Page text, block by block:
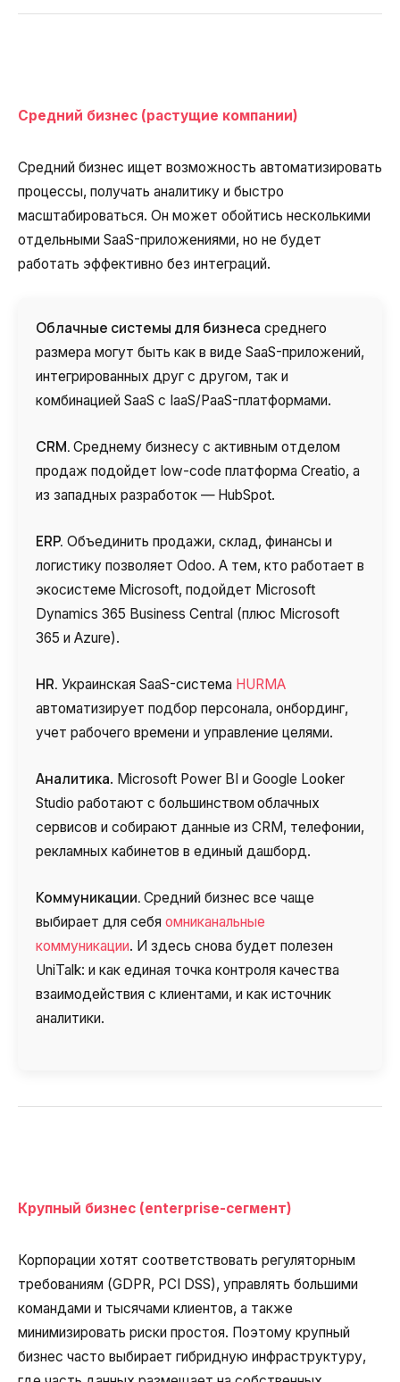
Средний бизнес (растущие компании)
Средний бизнес ищет возможность автоматизировать
процессы, получать аналитику и быстро
масштабироваться. Он может обойтись несколькими
отдельными SaaS-приложениями, но не будет
работать эффективно без интеграций.
Облачные системы для бизнеса среднего
размера могут быть как в виде SaaS-приложений,
интегрированных друг с другом, так и
комбинацией SaaS с IaaS/PaaS-платформами.
CRM. Среднему бизнесу с активным отделом
продаж подойдет low-code платформа Creatio, а
из западных разработок — HubSpot.
ERP. Объединить продажи, склад, финансы и
логистику позволяет Odoo. А тем, кто работает в
экосистеме Microsoft, подойдет Microsoft
Dynamics 365 Business Central (плюс Microsoft
365 и Azure).
HR. Украинская SaaS-система HURMA
автоматизирует подбор персонала, онбординг,
учет рабочего времени и управление целями.
Аналитика. Microsoft Power BI и Google Looker
Studio работают с большинством облачных
сервисов и собирают данные из CRM, телефонии,
рекламных кабинетов в единый дашборд.
Коммуникации. Средний бизнес все чаще
выбирает для себя омниканальные
коммуникации. И здесь снова будет полезен
UniTalk: и как единая точка контроля качества
взаимодействия с клиентами, и как источник
аналитики.
Крупный бизнес (enterprise-сегмент)
Корпорации хотят соответствовать регуляторным
требованиям (GDPR, PCI DSS), управлять большими
командами и тысячами клиентов, а также
минимизировать риски простоя. Поэтому крупный
бизнес часто выбирает гибридную инфраструктуру,